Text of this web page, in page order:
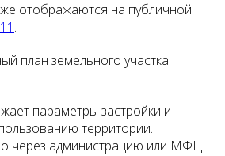
отображаются на публичной
11 .
план земельного участка
параметры застройки и
территории.
через администрацию или МФЦ